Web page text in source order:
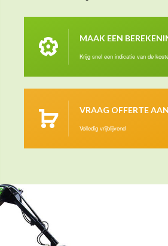
MAAK EEN
Krijg snel een indicatie van de
VRAAG OFFERTE AAN
Volledig vrijblijvend